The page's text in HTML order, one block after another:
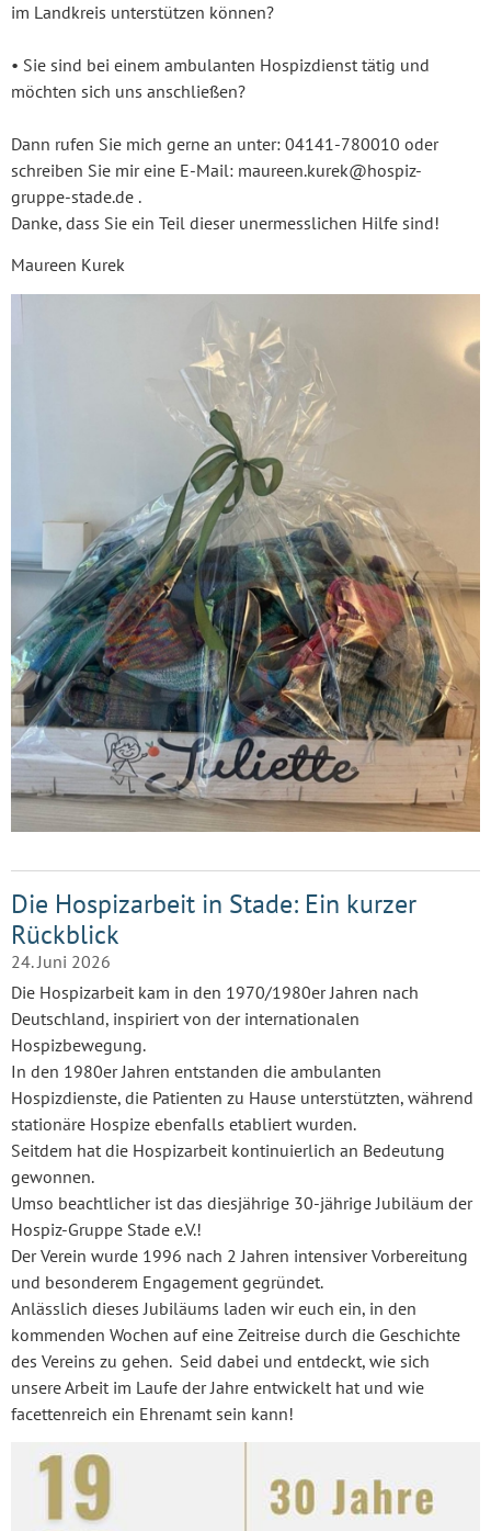
im Landkreis unterstützen können?
• Sie sind bei einem ambulanten Hospizdienst tätig und
möchten sich uns anschließen?
Dann rufen Sie mich gerne an unter: 04141-780010 oder
schreiben Sie mir eine E-Mail: maureen.kurek@hospiz-
gruppe-stade.de .
Danke, dass Sie ein Teil dieser unermesslichen Hilfe sind!
Maureen Kurek
Die Hospizarbeit in Stade: Ein kurzer
Rückblick
24. Juni 2026
Die Hospizarbeit kam in den 1970/1980er Jahren nach
Deutschland, inspiriert von der internationalen
Hospizbewegung.
In den 1980er Jahren entstanden die ambulanten
Hospizdienste, die Patienten zu Hause unterstützten, während
stationäre Hospize ebenfalls etabliert wurden.
Seitdem hat die Hospizarbeit kontinuierlich an Bedeutung
gewonnen.
Umso beachtlicher ist das diesjährige 30-jährige Jubiläum der
Hospiz-Gruppe Stade e.V.!
Der Verein wurde 1996 nach 2 Jahren intensiver Vorbereitung
und besonderem Engagement gegründet.
Anlässlich dieses Jubiläums laden wir euch ein, in den
kommenden Wochen auf eine Zeitreise durch die Geschichte
des Vereins zu gehen. Seid dabei und entdeckt, wie sich
unsere Arbeit im Laufe der Jahre entwickelt hat und wie
facettenreich ein Ehrenamt sein kann!